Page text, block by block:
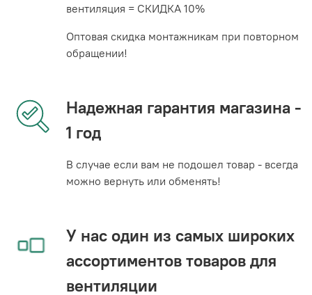
вентиляция = СКИДКА 10%
Оптовая скидка монтажникам при повторном
обращении!
Надежная гарантия магазина -
1 год
В случае если вам не подошел товар - всегда
можно вернуть или обменять!
У нас один из самых широких
ассортиментов товаров для
вентиляции